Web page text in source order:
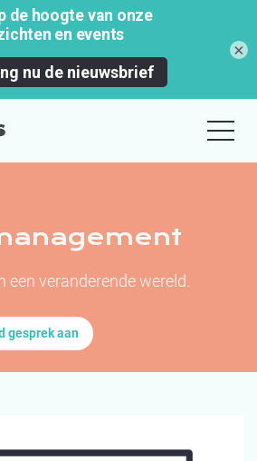
een veranderende wereld.
gesprek aan
×